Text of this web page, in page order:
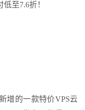
至7.6折！
增的一款特价VPS云